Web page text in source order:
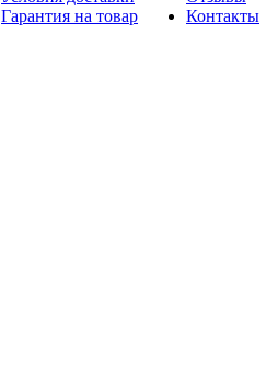
Гарантия на товар
Контакты